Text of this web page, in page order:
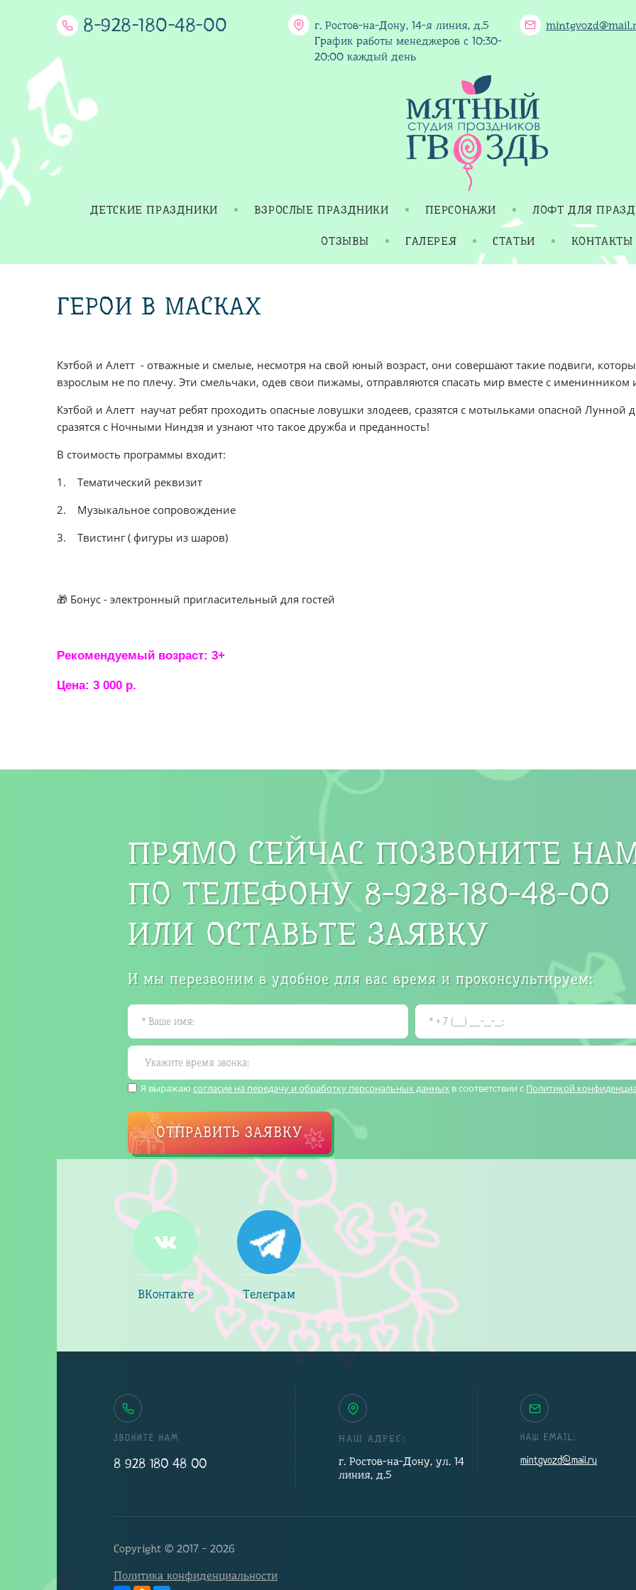
8-928-180-48-00
г. Ростов-на-Дону, 14-я линия, д.5
График работы менеджеров с 10:30-
20:00 каждый день
ДЕТСКИЕ ПРАЗДНИКИ ВЗРОСЛЫЕ ПРАЗДНИКИ ПЕРСОНАЖИ ЛОФТ ДЛЯ
ОТЗЫВЫ ГАЛЕРЕЯ СТАТЬИ КОНТАКТЫ
ГЕРОИ В МАСКАХ
Кэтбой и Алетт - отважные и смелые, несмотря на свой юный возраст, они совершают такие подвиги,
взрослым не по плечу. Эти смельчаки, одев свои пижамы, отправляются спасать мир вместе с именинником
Кэтбой и Алетт научат ребят проходить опасные ловушки злодеев, сразятся с мотыльками опасной Лунной
сразятся с Ночными Ниндзя и узнают что такое дружба и преданность!
В стоимость программы входит:
1. Тематический реквизит
2. Музыкальное сопровождение
3. Твистинг ( фигуры из шаров)
🎁 Бонус - электронный пригласительный для гостей
Рекомендуемый возраст: 3+
Цена: 3 000 р.
ПРЯМО СЕЙЧАС ПОЗВОНИТЕ
ПО ТЕЛЕФОНУ 8-928-180-48-00
ИЛИ ОСТАВЬТЕ ЗАЯВКУ
И мы перезвоним в удобное для вас время и проконсультируем:
Я выражаю согласие на передачу и обработку персональных данных в соответствии с Политикой
ОТПРАВИТЬ ЗАЯВКУ
ВКонтакте Телеграм
ЗВОНИТЕ НАМ
8 928 180 48 00
НАШ АДРЕС:
г. Ростов-на-Дону, ул. 14
линия, д.5
НАШ EMAIL:
mintgvozd@mail.ru
Copyright © 2017 - 2026
Политика конфиденциальности